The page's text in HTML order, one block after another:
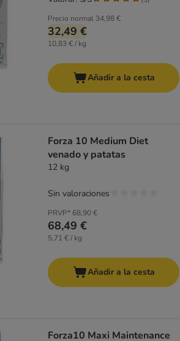
Precio normal 34,98 €
32,49 €
10,83 € / kg
Añadir a la cesta
Forza 10 Medium Diet
venado y patatas
12 kg
PRVP* 68,90 €
68,49 €
5,71 € / kg
Sin valoraciones
Añadir a la cesta
Forza10 Maxi Maintenance